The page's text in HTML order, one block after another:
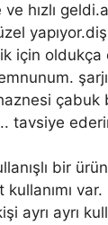
hızlı
için oldukça
çabuk
tavsiye
bir
ayrı ayrı